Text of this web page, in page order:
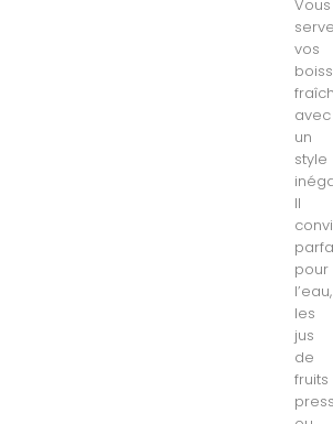
Vous
vos
avec
un
style
Il
pour
l’eau,
les
jus
de
fruits